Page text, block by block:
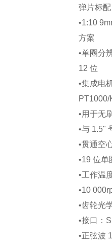
弹片标配
•1:10
方案
•单圈分
12 位
•集成电
PT1000/
•用于无
•与 1.5"
•贯通空
•19 位单
•工作温
•10
•齿轮光
•接口：
•正弦波